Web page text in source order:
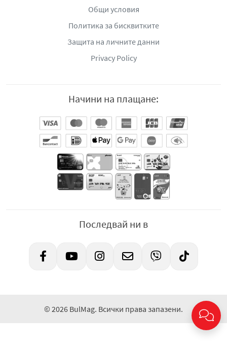
Общи условия
Политика за бисквитките
Защита на личните данни
Privacy Policy
Начини на плащане:
Последвай ни в
© 2026 BulMag. Всички права запазени.